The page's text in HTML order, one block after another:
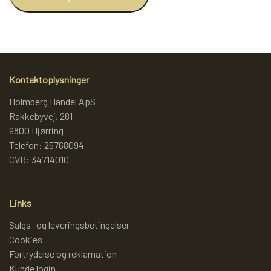
Kontaktoplysninger
Holmberg Handel ApS
Rakkebyvej, 281
9800 Hjørring
Telefon: 25768094
CVR: 34714010
Links
Salgs- og leveringsbetingelser
Cookies
Fortrydelse og reklamation
Kunde login